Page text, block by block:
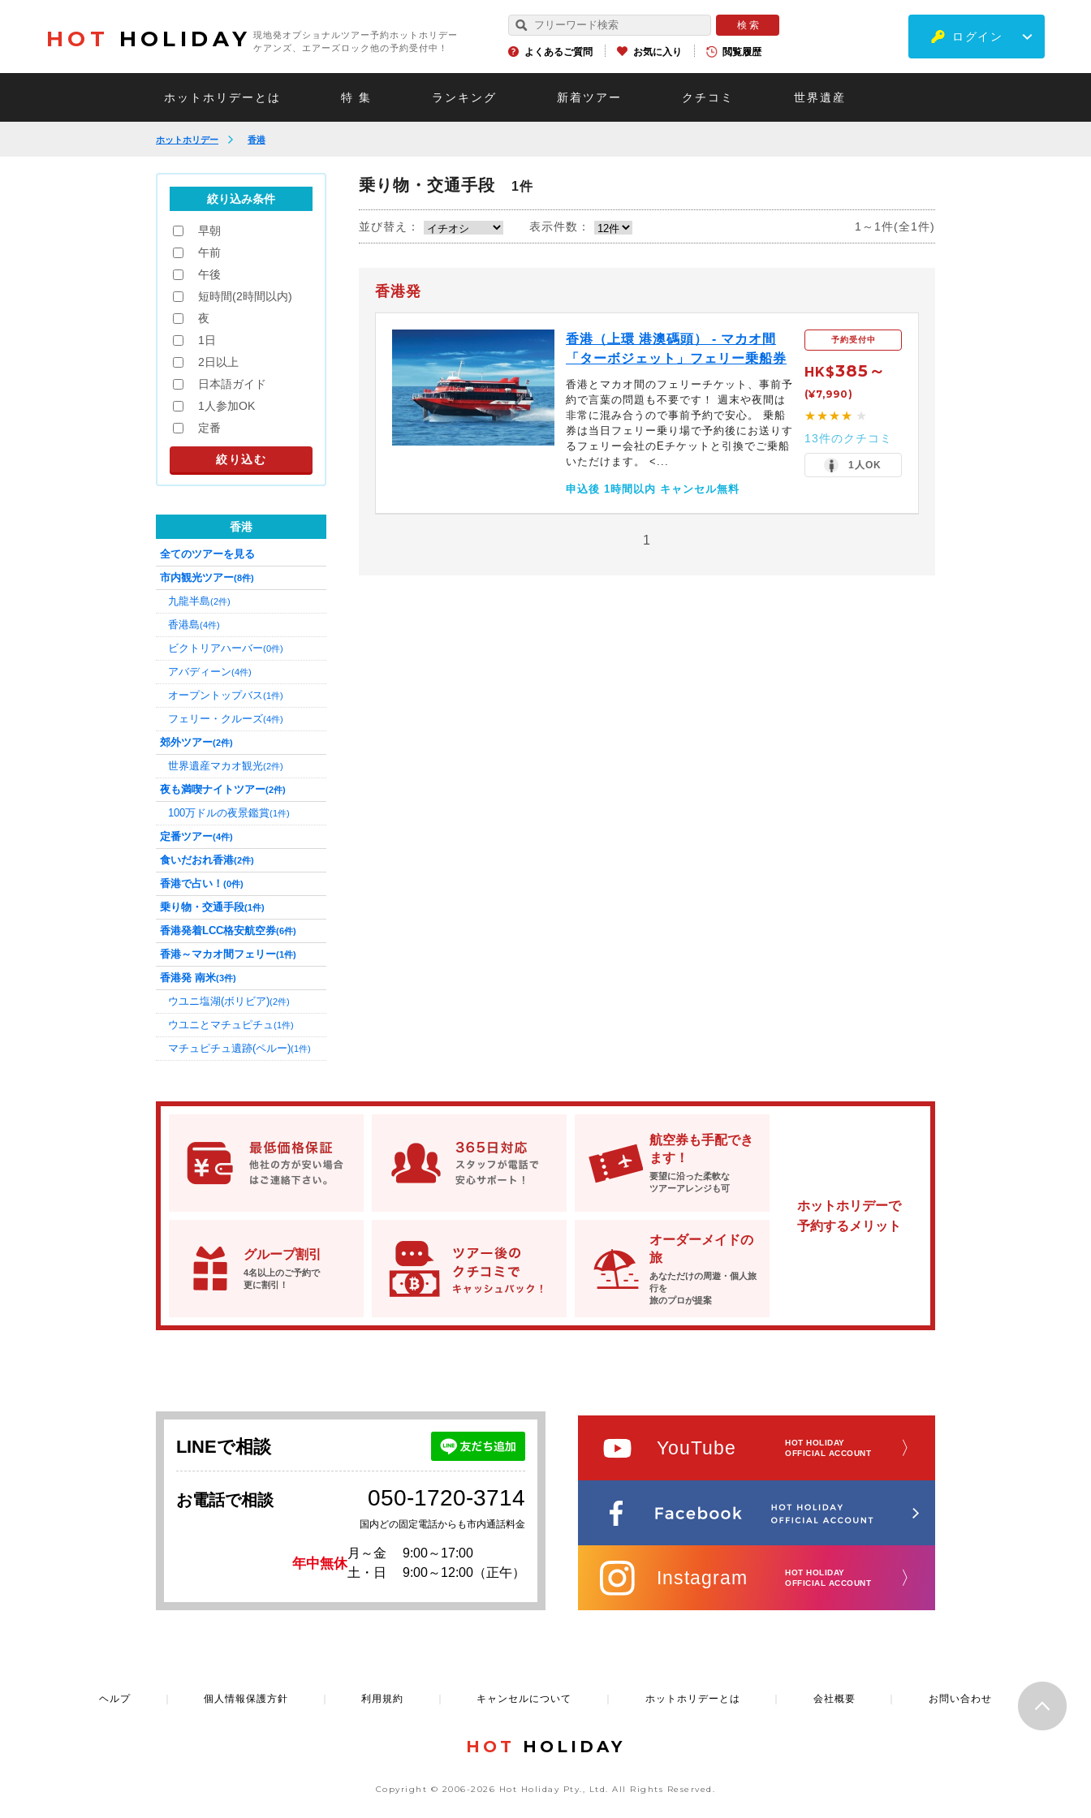
HOT HOLIDAY
現地発オプショナルツアー予約ホットホリデー
ケアンズ、エアーズロック他の予約受付中！
よくあるご質問 お気に入り 閲覧履歴
ログイン
ホットホリデーとは 特 集 ランキング 新着ツアー クチコミ 世界遺産
ホットホリデー 香港
乗り物・交通手段 1件
並び替え： 表示件数： 1～1件(全1件)
香港発
香港（上環 港澳碼頭） - マカオ間
「ターボジェット」フェリー乗船券
香港とマカオ間のフェリーチケット、事前予
約で言葉の問題も不要です！ 週末や夜間は
非常に混み合うので事前予約で安心。 乗船
券は当日フェリー乗り場で予約後にお送りす
るフェリー会社のEチケットと引換でご乗船
いただけます。 <...
申込後 1時間以内 キャンセル無料
予約受付中
HK$385～
(¥7,990)
★★★★ ★
13件のクチコミ
1人OK
1
絞り込み条件
早朝
午前
午後
短時間(2時間以内)
夜
1日
2日以上
日本語ガイド
1人参加OK
定番
香港
全てのツアーを見る
市内観光ツアー(8件)
九龍半島(2件)
香港島(4件)
ビクトリアハーバー(0件)
アバディーン(4件)
オープントップバス(1件)
フェリー・クルーズ(4件)
郊外ツアー(2件)
世界遺産マカオ観光(2件)
夜も満喫ナイトツアー(2件)
100万ドルの夜景鑑賞(1件)
定番ツアー(4件)
食いだおれ香港(2件)
香港で占い！ (0件)
乗り物・交通手段(1件)
香港発着LCC格安航空券(6件)
香港～マカオ間フェリー(1件)
香港発 南米(3件)
ウユニ塩湖(ボリビア)(2件)
ウユニとマチュピチュ(1件)
マチュピチュ遺跡(ペルー)(1件)
ホットホリデーで
予約するメリット
航空券も手配でき
ます！
要望に沿った柔軟な
ツアーアレンジも可
グループ割引
4名以上のご予約で
更に割引！
オーダーメイドの
旅
あなただけの周遊・個人旅
行を
旅のプロが提案
LINEで相談
お電話で相談 050-1720-3714
国内どの固定電話からも市内通話料金
年中無休
月～金
9:00～17:00
土・日
9:00～12:00（正午）
YouTube
HOT HOLIDAY
OFFICIAL ACCOUNT
〉
Instagram
HOT HOLIDAY
OFFICIAL ACCOUNT
〉
ヘルプ 個人情報保護方針 利用規約 キャンセルについて ホットホリデーとは 会社概要 お問い合わせ
HOT HOLIDAY
Copyright © 2006-2026 Hot Holiday Pty., Ltd.All Rights Reserved.